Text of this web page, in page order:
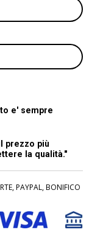
e' sempre
prezzo più
la qualità."
PAYPAL, BONIFICO